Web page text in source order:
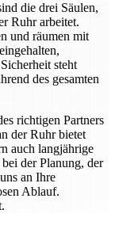
die drei Säulen,
Ruhr arbeitet.
und räumen mit
steht
des gesamten
richtigen Partners
der Ruhr bietet
auch langjährige
der Planung, der
an Ihre
Ablauf.